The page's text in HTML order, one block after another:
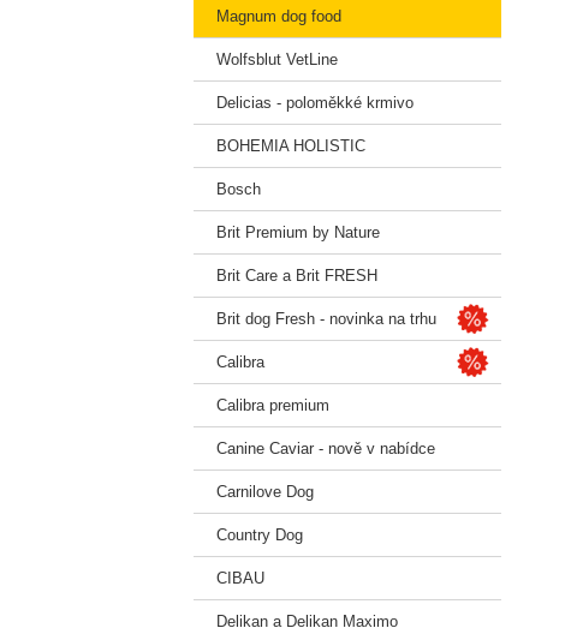
Magnum dog food
Wolfsblut VetLine
Delicias - poloměkké krmivo
BOHEMIA HOLISTIC
Bosch
Brit Premium by Nature
Brit Care a Brit FRESH
Brit dog Fresh - novinka na trhu
Calibra
Calibra premium
Canine Caviar - nově v nabídce
Carnilove Dog
Country Dog
CIBAU
Delikan a Delikan Maximo